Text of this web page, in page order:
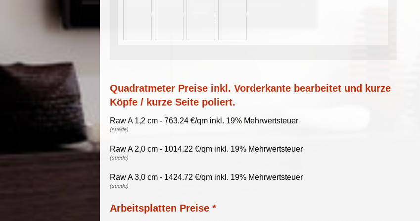
Quadratmeter Preise inkl. Vorderkante bearbeitet und kurze
Köpfe / kurze Seite poliert.
Raw A 1,2 cm - 763.24 €/qm inkl. 19% Mehrwertsteuer
(suede)
Raw A 2,0 cm - 1014.22 €/qm inkl. 19% Mehrwertsteuer
(suede)
Raw A 3,0 cm - 1424.72 €/qm inkl. 19% Mehrwertsteuer
(suede)
Arbeitsplatten Preise *